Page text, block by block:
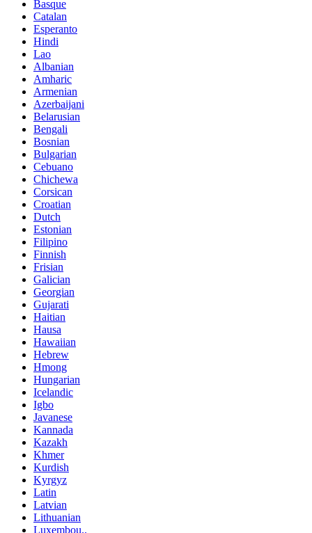
Basque
Catalan
Esperanto
Hindi
Lao
Albanian
Amharic
Armenian
Azerbaijani
Belarusian
Bengali
Bosnian
Bulgarian
Cebuano
Chichewa
Corsican
Croatian
Dutch
Estonian
Filipino
Finnish
Frisian
Galician
Georgian
Gujarati
Haitian
Hausa
Hawaiian
Hebrew
Hmong
Hungarian
Icelandic
Igbo
Javanese
Kannada
Kazakh
Khmer
Kurdish
Kyrgyz
Latin
Latvian
Lithuanian
Luxembou..